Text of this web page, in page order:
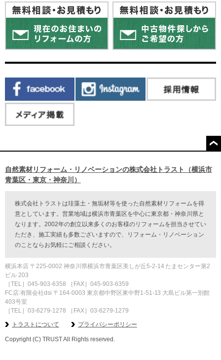
自然素材リフォーム・リノベーションの株式会社トラスト（横浜市
青葉区・東京・神奈川）
株式会社トラストは珪藻土・無垢材等を使った自然素材リフォームを得
意としています。営業地域は横浜市青葉区を中心に東京都・神奈川県と
なります。2002年の創立以来多くのお客様のリフォームを担当させてい
ただき、施工実績も多数ございますので、リフォーム・リノベーション
のことならお気軽にご相談ください。
横浜本店 〒225-0002 神奈川県横浜市青葉区美しが丘5-2-14 たまセンター第2
ビル 203
［TEL］045-903-6358 ［FAX］045-903-6359
FC店:有限会社dsi 〒 164-0003 東京都中野区東中野1-51-13 大島ビル第一別館
403号室
［TEL］ 03-6279-1278 ［FAX］ 03-6279-1279
トラストについて
プライバシーポリシー
Copyright (C) TRUST All Rights reserved.